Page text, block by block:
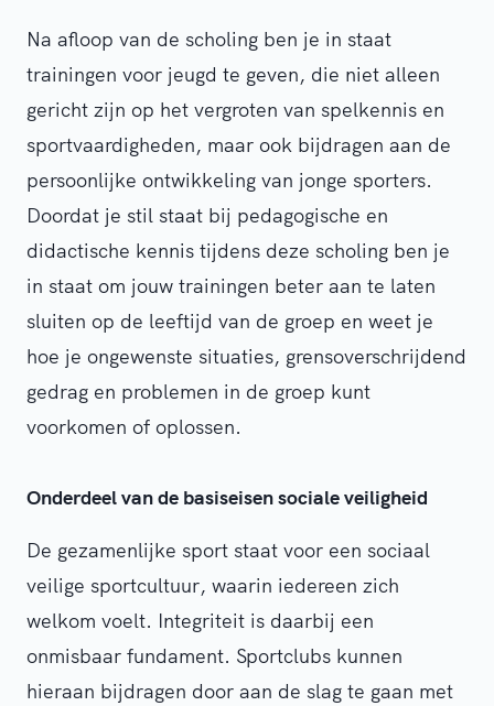
Na afloop van de scholing ben je in staat
trainingen voor jeugd te geven, die niet alleen
gericht zijn op het vergroten van spelkennis en
sportvaardigheden, maar ook bijdragen aan de
persoonlijke ontwikkeling van jonge sporters.
Doordat je stil staat bij pedagogische en
didactische kennis tijdens deze scholing ben je
in staat om jouw trainingen beter aan te laten
sluiten op de leeftijd van de groep en weet je
hoe je ongewenste situaties, grensoverschrijdend
gedrag en problemen in de groep kunt
voorkomen of oplossen.
Onderdeel van de basiseisen sociale veiligheid
De gezamenlijke sport staat voor een sociaal
veilige sportcultuur, waarin iedereen zich
welkom voelt. Integriteit is daarbij een
onmisbaar fundament. Sportclubs kunnen
hieraan bijdragen door aan de slag te gaan met